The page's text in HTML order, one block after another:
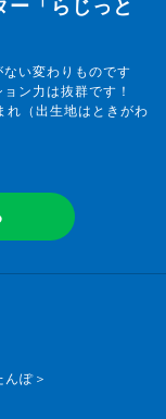
「らじっと
い変わりものです
ン力は抜群です！
れ（出生地はときがわ
ぽ＞